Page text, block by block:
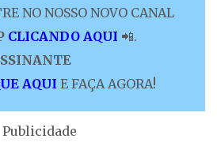
NO NOSSO NOVO CANAL
CLICANDO AQUI 📲.
AQUI E FAÇA AGORA!
Publicidade